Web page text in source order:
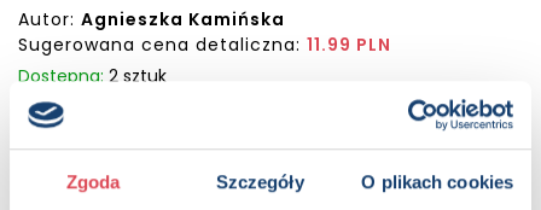
Zgoda Szczegóły O plikach cookies
Autor: Agnieszka Kamińska
Sugerowana cena detaliczna: 11.99 PLN
Dostępna: 2 sztuk
KUP NA SWIATKSIAZKI.PL
KUP NA KSIAZKI.PL